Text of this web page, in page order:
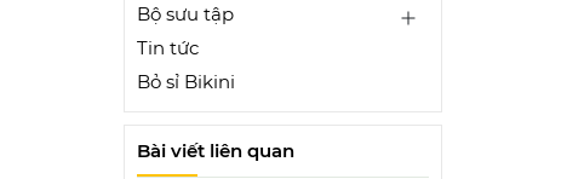
Bộ sưu tập
Tin tức
Bỏ sỉ Bikini
Bài viết liên quan